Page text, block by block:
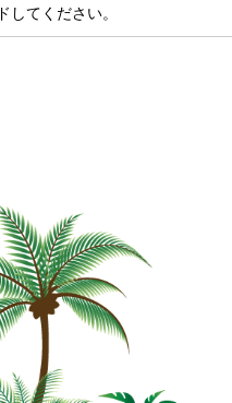
ドしてください。